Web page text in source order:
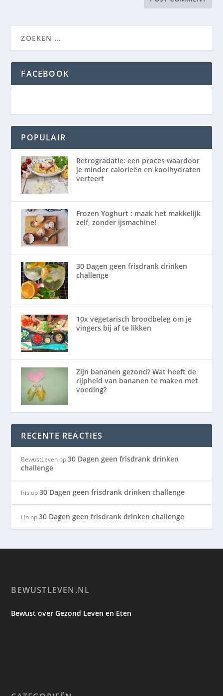
FACEBOOK
POPULAIR
Retrogradatie: een proces waardoor
je minder calorieën en koolhydraten
verteert
Frozen Yoghurt : maak het makkelijk
zelf, zonder ijsmachine!
30 Dagen geen frisdrank drinken
challenge
10x vegetarisch broodbeleg om je
vingers bij af te likken
Zijn bananen gezond? Wat heeft de
rijpheid van bananen te maken met
voeding?
RECENTE REACTIES
BewustLevenop30 Dagen geen frisdrank drinken
challenge
Iris op30 Dagen geen frisdrank drinken challenge
LInop30 Dagen geen frisdrank drinken challenge
BEWUSTLEVEN.NL
Bewust over Gezond Leven en Eten